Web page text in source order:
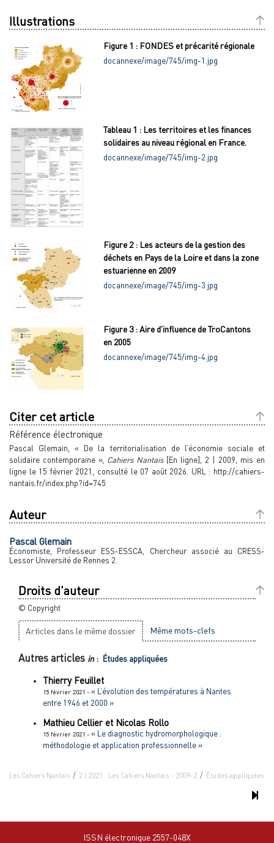
Illustrations
Figure 1 : FONDES et précarité régionale
docannexe/image/745/img-1.jpg
Tableau 1 : Les territoires et les finances
solidaires au niveau régional en France.
docannexe/image/745/img-2.jpg
Figure 2 : Les acteurs de la gestion des
déchets en Pays de la Loire et dans la zone
estuarienne en 2009
docannexe/image/745/img-3.jpg
Figure 3 : Aire d’influence de TroCantons
en 2005
docannexe/image/745/img-4.jpg
Citer cet article
Référence électronique
Pascal Glemain , « De la territorialisation de l’économie sociale et
solidaire contemporaine », Cahiers Nantais[En ligne], 2 | 2009, mis en
ligne le 15 février 2021, consulté le 07 août 2026. URL : http://cahiers-
nantais.fr/index.php?id=745
Auteur
Pascal Glemain
Économiste, Professeur ESS-ESSCA, Chercheur associé au CRESS-
Lessor Université de Rennes 2.
Droits d'auteur
© Copyright
Articles dans le même dossier Même mots-clefs
Autres articles in: Études appliquées
Thierry Feuillet
15 février 2021 - « L’évolution des températures à Nantes
entre 1946 et 2000 »
Mathieu Cellieret Nicolas Rollo
15 février 2021 - « Le diagnostic hydromorphologique :
méthodologie et application professionnelle »
Les Cahiers Nantais 2 | 2021 : Les Cahiers Nantais - 2009-2 Études appliquées
ISSN électronique 2557-048X